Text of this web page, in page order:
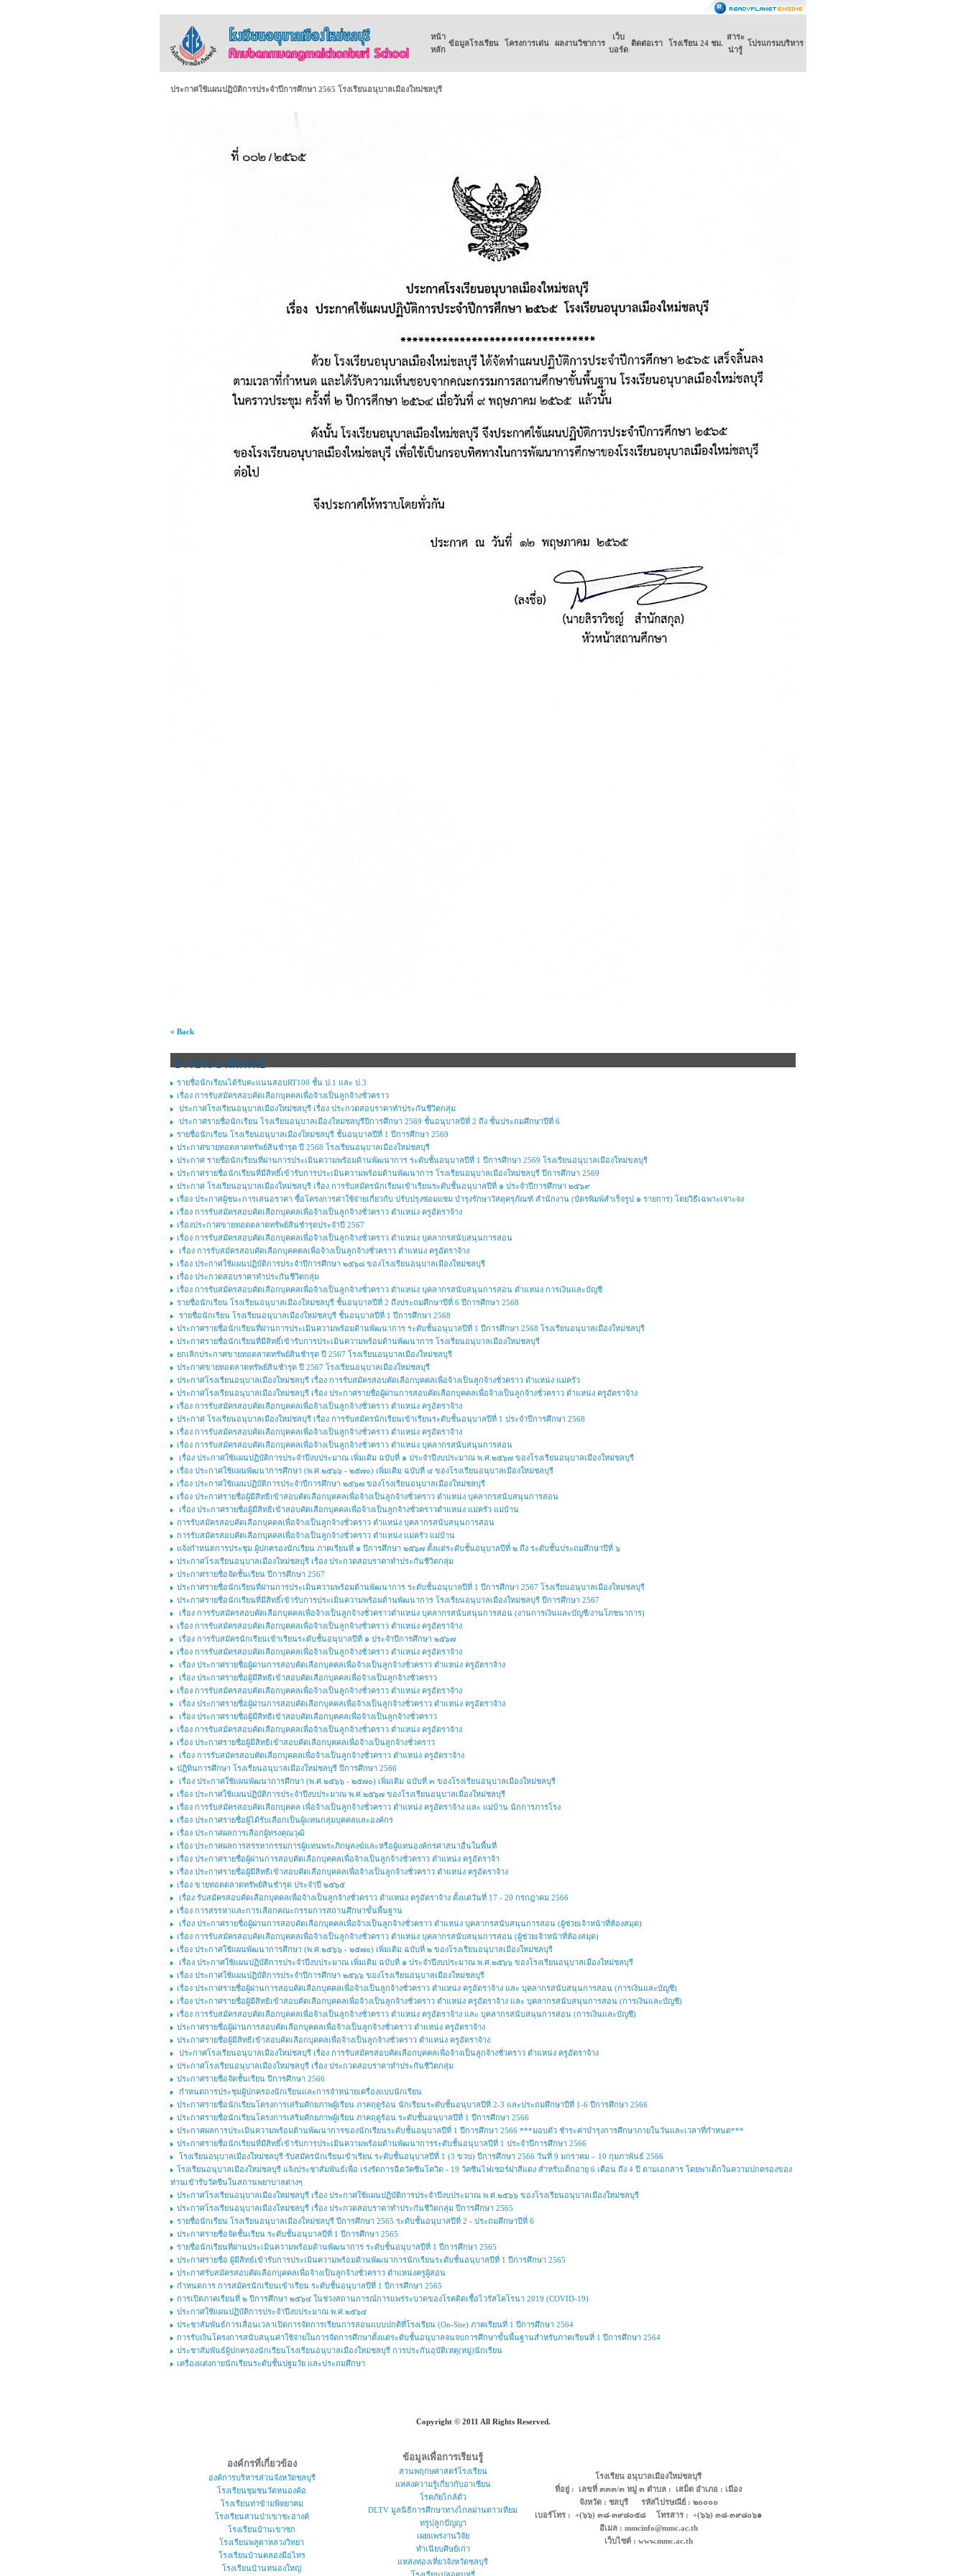
หน้า
หลัก
ข้อมูลโรงเรียน โครงการเด่น ผลงานวิชาการ
เว็บ
บอร์ด
ติดต่อเรา โรงเรียน 24 ชม.
สาระ
น่ารู้
โปรแกรมบริหาร
ประกาศใช้แผนปฏิบัติการประจำปีการศึกษา 2565 โรงเรียนอนุบาลเมืองใหม่ชลบุรี
« Back
ข่าวประชาสัมพันธ์
รายชื่อนักเรียนได้รับคะแนนสอบRT100 ชั้น ป.1 และ ป.3
เรื่อง การรับสมัครสอบคัดเลือกบุคคลเพื่อจ้างเป็นลูกจ้างชั่วคราว
ประกาศโรงเรียนอนุบาลเมืองใหม่ชลบุรี เรื่อง ประกวดสอบราคาทำประกันชีวิตกลุ่ม
ประกาศรายชื่อนักเรียน โรงเรียนอนุบาลเมืองใหม่ชลบุรีปีการศึกษา 2569 ชั้นอนุบาลปีที่ 2 ถึง ชั้นประถมศึกษาปีที่ 6
รายชื่อนักเรียน โรงเรียนอนุบาลเมืองใหม่ชลบุรี ชั้นอนุบาลปีที่ 1 ปีการศึกษา 2569
ประกาศขายทอตลาดทรัพย์สินชำรุด ปี 2568 โรงเรียนอนุบาลเมืองใหม่ชลบุรี
ประกาศ รายชื่อนักเรียนที่ผ่านการประเมินความพร้อมด้านพัฒนาการ ระดับชั้นอนุบาลปีที่ 1 ปีการศึกษา 2569 โรงเรียนอนุบาลเมืองใหม่ขลบุรี
ประกาศรายชื่อนักเรียนที่มีสิทธิ์เข้ารับการประเมินความพร้อมด้านพัฒนาการ โรงเรียนอนุบาลเมืองใหม่ชลบุรี ปีการศึกษา 2569
ประกาศ โรงเรียนอนุบาลเมืองใหม่ชลบุรี เรื่อง การรับสมัครนักเรียนเข้าเรียนระดับชั้นอนุบาลปีที่ ๑ ประจำปีการศึกษา ๒๕๖๙
เรื่อง ประกาศผู้ชนะการเสนอราคา ซื้อโครงการค่าใช้จ่ายเกี่ยวกับ ปรับปรุงซ่อมแซม บำรุงรักษาวัสดุครุภัณฑ์ สำนักงาน (บัตรพิมพ์สำเร็จรูป ๑ รายการ) โดยวิธีเฉพาะเจาะจง
เรื่อง การรับสมัครสอบคัดเลือกบุคคลเพื่อจ้างเป็นลูกจ้างชั่วคราว ตำแหน่ง ครูอัตราจ้าง
เรื่องประกาศขายทอดตลาดทรัพย์สินชำรุดประจำปี 2567
เรื่อง การรับสมัครสอบคัดเลือกบุคคลเพื่อจ้างเป็นลูกจ้างชั่วคราว ตำแหน่ง บุคลากรสนับสนุนการสอน
เรื่อง การรับสมัครสอบคัดเลือกบุคคคลเพื่อจ้างเป็นลูกจ้างชั่วคราว ตำแหน่ง ครูอัตราจ้าง
เรื่อง ประกาศใช้แผนปฏิบัติการประจำปีการศึกษา ๒๕๖๘ ของโรงเรียนอนุบาลเมืองใหม่ชลบุรี
เรื่อง ประกวดสอบราคาทำประกันชีวิตกลุ่ม
เรื่อง การรับสมัครสอบคัดเลือกบุคคลเพื่อจ้างเป็นลูกจ้างชั่วคราว ตำแหน่ง บุคลากรสนับสนุนการสอน ตำแหน่ง การเงินและบัญชี
รายชื่อนักเรียน โรงเรียนอนุบาลเมืองใหม่ชลบุรี ชั้นอนุบาลปีที่ 2 ถึงประถมศึกษาปีที่ 6 ปีการศึกษา 2568
รายชื่อนักเรียน โรงเรียนอนุบาลเมืองใหม่ชลบุรี ชั้นอนุบาลปีที่ 1 ปีการศึกษา 2568
ประกาศรายชื่อนักเรียนที่ผ่านการประเมินความพร้อมด้านพัฒนาการ ระดับชั้นอนุบาลปีที่ 1 ปีการศึกษา 2568 โรงเรียนอนุบาลเมืองใหม่ชลบุรี
ประกาศรายชื่อนักเรียนที่มีสิทธิ์เข้ารับการประเมินความพร้อมด้านพัฒนาการ โรงเรียนอนุบาลเมืองใหม่ชลบุรี
ยกเลิกประกาศขายทอตลาดทรัพย์สินชำรุด ปี 2567 โรงเรียนอนุบาลเมืองใหม่ชลบุรี
ประกาศขายทอตลาดทรัพย์สินชำรุด ปี 2567 โรงเรียนอนุบาลเมืองใหม่ชลบุรี
ประกาศโรงเรียนอนุบาลเมืองใหม่ชลบุรี เรื่อง การรับสมัครสอบคัดเลือกบุคคลเพื่อจ้างเป็นลูกจ้างชั่วคราว ตำแหน่ง แม่ครัว
ประกาศโรงเรียนอนุบาลเมืองใหม่ชลบุรี เรื่อง ประกาศรายชื่อผู้ผ่านการสอบคัดเลือกบุคคลเพื่อจ้างเป็นลูกจ้างชั่วคราว ตำแหน่ง ครูอัตราจ้าง
เรื่อง การรับสมัครสอบคัดเลือกบุคคลเพื่อจ้างเป็นลูกจ้างชั่วคราว ตำแหน่ง ครูอัตราจ้าง
ประกาศ โรงเรียนอนุบาลเมืองใหม่ชลบุรี เรื่อง การรับสมัครนักเรียนเข้าเรียนระดับชั้นอนุบาลปีที่ 1 ประจำปีการศึกษา 2568
เรื่อง การรับสมัครสอบคัดเลือกบุคคลเพื่อจ้างเป็นลูกจ้างชั่วคราว ตำแหน่ง ครูอัตราจ้าง
เรื่อง การรับสมัครสอบคัดเลือกบุคคลเพื่อจ้างเป็นลูกจ้างชั่วคราว ตำแหน่ง บุคลากรสนับสนุนการสอน
เรื่อง ประกาศใช้แผนปฏิบัติการประจำปีงบประมาณ เพิ่มเติม ฉบับที่ ๑ ประจำปีงบประมาณ พ.ศ.๒๕๖๗ ของโรงเรียนอนุบาลเมืองใหม่ชลบุรี
เรื่อง ประกาศใช้แผนพัฒนาการศึกษา (พ.ศ.๒๕๖๖ - ๒๕๗๐) เพิ่มเติม ฉบับที่ ๔ ของโรงเรียนอนุบาลเมืองใหม่ชลบุรี
เรื่อง ประกาศใช้แผนปฏิบัติการประจำปีการศึกษา ๒๕๖๗ ของโรงเรียนอนุบาลเมืองใหม่ชลบุรี
เรื่อง ประกาศรายชื่อผู้มีสิทธิเข้าสอบคัดเลือกบุคคลเพื่อจ้างเป็นลูกจ้างชั่วคราว ตำแหน่ง บุคลากรสนับสนุนการสอน
เรื่อง ประกาศรายชื่อผู้มีสิทธิเข้าสอบคัดเลือกบุคคลเพื่อจ้างเป็นลูกจ้างชั่วคราวตำแหน่ง แม่ครัว แม่บ้าน
การรับสมัครสอบคัดเลือกบุคคลเพื่อจ้างเป็นลูกจ้างชั่วคราว ตำแหน่ง บุคลากรสนับสนุนการสอน
การรับสมัครสอบคัดเลือกบุคคลเพื่อจ้างเป็นลูกจ้างชั่วคราว ตำแหน่ง แม่ครัว แม่บ้าน
แจ้งกำหนดการประชุม ผู้ปกครองนักเรียน ภาคเรียนที่ ๑ ปีการศึกษา ๒๕๖๗ ตั้งแต่ระดับชั้นอนุบาลปีที่ ๒ ถึง ระดับชั้นประถมศึกษาปีที่ ๖
ประกาศโรงเรียนอนุบาลเมืองใหม่ชลบุรี เรื่อง ประกวดสอบราคาทำประกันชีวิตกลุ่ม
ประกาศรายชื่อจัดชั้นเรียน ปีการศึกษา 2567
ประกาศรายชื่อนักเรียนที่ผ่านการประเมินความพร้อมด้านพัฒนาการ ระดับชั้นอนุบาลปีที่ 1 ปีการศึกษา 2567 โรงเรียนอนุบาลเมืองใหม่ชลบุรี
ประกาศรายชื่อนักเรียนที่มีสิทธิ์เข้ารับการประเมินความพร้อมด้านพัฒนาการ โรงเรียนอนุบาลเมืองใหม่ชลบุรี ปีการศึกษา 2567
เรื่อง การรับสมัครสอบคัดเลือกบุคคลเพื่อจ้างเป็นลูกจ้างชั่วคราวตำแหน่ง บุคลากรสนับสนุนการสอน (งานการเงินและบัญชี/งานโภชนาการ)
เรื่อง การรับสมัครสอบคัดเลือกบุคคลเพื่อจ้างเป็นลูกจ้างชั่วคราว ตำแหน่ง ครูอัตราจ้าง
เรื่อง การรับสมัครนักเรียนเข้าเรียนระดับชั้นอนุบาลปีที่ ๑ ประจำปีการศึกษา ๒๕๖๗
เรื่อง การรับสมัครสอบคัดเลือกบุคคลเพื่อจ้างเป็นลูกจ้างชั่วคราว ตำแหน่ง ครูอัตราจ้าง
เรื่อง ประกาศรายชื่อผู้ผ่านการสอบคัดเลือกบุคคลเพื่อจ้างเป็นลูกจ้างชั่วคราว ตำแหน่ง ครูอัตราจ้าง
เรื่อง ประกาศรายชื่อผู้มีสิทธิเข้าสอบคัดเลือกบุคคลเพื่อจ้างเป็นลูกจ้างชั่วคราว
เรื่อง การรับสมัครสอบคัดเลือกบุคคลเพื่อจ้างเป็นลูกจ้างชั่วคราว ตำแหน่ง ครูอัตราจ้าง
เรื่อง ประกาศรายชื่อผู้ผ่านการสอบคัดเลือกบุคคลเพื่อจ้างเป็นลูกจ้างชั่วคราว ตำแหน่ง ครูอัตราจ้าง
เรื่อง ประกาศรายชื่อผู้มีสิทธิเข้าสอบคัดเลือกบุคคลเพื่อจ้างเป็นลูกจ้างชั่วคราว
เรื่อง การรับสมัครสอบคัดเลือกบุคคลเพื่อจ้างเป็นลูกจ้างชั่วคราว ตำแหน่ง ครูอัตราจ้าง
เรื่อง ประกาศรายชื่อผู้มีสิทธิเข้าสอบคัดเลือกบุคคลเพื่อจ้างเป็นลูกจ้างชั่วคราว
เรื่อง การรับสมัครสอบคัดเลือกบุคคลเพื่อจ้างเป็นลูกจ้างชั่วคราว ตำแหน่ง ครูอัตราจ้าง
ปฏิทินการศึกษา โรงเรียนอนุบาลเมืองใหม่ชลบุรี ปีการศึกษา 2566
เรื่อง ประกาศใช้แผนพัฒนาการศึกษา (พ.ศ.๒๕๖๖ - ๒๕๗๐) เพิ่มเติม ฉบับที่ ๓ ของโรงเรียนอนุบาลเมืองใหม่ชลบุรี
เรื่อง ประกาศใช้แผนปฏิบัติการประจำปีงบประมาณ พ.ศ.๒๕๖๗ ของโรงเรียนอนุบาลเมืองใหม่ชลบุรี
เรื่อง การรับสมัครสอบคัดเลือกบุคคล เพื่อจ้างเป็นลูกจ้างชั่วคราว ตำแหน่ง ครูอัตราจ้าง และ แม่บ้าน นักการภารโรง
เรื่อง ประกาศรายชื่อผู้ได้รับเลือกเป็นผู้แทนกลุ่มบุคคลและองค์กร
เรื่อง ประกาศผลการเลือกผู้ทรงคุณวุฒิ
เรื่อง ประกาศผลการสรรหากรรมการผู้แทนพระภิกษุสงฆ์และหรือผู้แทนองค์กรศาสนาอื่นในพื้นที่
เรื่อง ประกาศรายชื่อผู้ผ่านการสอบคัดเลือกบุคคลเพื่อจ้างเป็นลูกจ้างชั่วคราว ตำแหน่ง ครูอัตราจ้า
เรื่อง ประกาศรายชื่อผู้มีสิทธิเข้าสอบคัดเลือกบุคคลเพื่อจ้างเป็นลูกจ้างชั่วคราว ตำแหน่ง ครูอัตราจ้าง
เรื่อง ขายทอดตลาดทรัพย์สินชำรุด ประจำปี ๒๕๖๕
เรื่อง รับสมัครสอบคัดเลือกบุคคลเพื่อจ้างเป็นลูกจ้างชั่วคราว ตำแหน่ง ครูอัตราจ้าง ตั้งแต่วันที่ 17 - 20 กรกฎาคม 2566
เรื่อง การสรรหาและการเลือกคณะกรรมการสถานศึกษาขั้นพื้นฐาน
เรื่อง ประกาศรายชื่อผู้ผ่านการสอบคัดเลือกบุคคลเพื่อจ้างเป็นลูกจ้างชั่วคราว ตำแหน่ง บุคลากรสนับสนุนการสอน (ผู้ช่วยเจ้าหน้าที่ห้องสมุด)
เรื่อง การรับสมัครสอบคัดเลือกบุคคลเพื่อจ้างเป็นลูกจ้างชั่วคราว ตำแหน่ง บุคลากรสนับสนุนการสอน (ผู้ช่วยเจ้าหน้าที่ห้องสมุด)
เรื่อง ประกาศใช้แผนพัฒนาการศึกษา (พ.ศ.๒๕๖๖ - ๒๕๗๐) เพิ่มเติม ฉบับที่ ๒ ของโรงเรียนอนุบาลเมืองใหม่ชลบุรี
เรื่อง ประกาศใช้แผนปฏิบัติการประจำปีงบประมาณ เพิ่มเติม ฉบับที่ ๑ ประจำปีงบประมาณ พ.ศ.๒๕๖๖ ของโรงเรียนอนุบาลเมืองใหม่ชลบุรี
เรื่อง ประกาศใช้แผนปฏิบัติการประจำปีการศึกษา ๒๕๖๖ ของโรงเรียนอนุบาลเมืองใหม่ชลบุรี
เรื่อง ประกาศรายชื่อผู้ผ่านการสอบคัดเลือกบุคคลเพื่อจ้างเป็นลูกจ้างชั่วคราว ตําแหน่ง ครูอัตราจ้าง และ บุคลากรสนับสนุนการสอน (การเงินและบัญชี)
เรื่อง ประกาศรายชื่อผู้มีสิทธิเข้าสอบคัดเลือกบุคคลเพื่อจ้างเป็นลูกจ้างชั่วคราว ตำแหน่ง ครูอัตราจ้าง และ บุคลากรสนับสนุนการสอน (การเงินและบัญชี)
เรื่อง การรับสมัครสอบคัดเลือกบุคคลเพื่อจ้างเป็นลูกจ้างชั่วคราว ตำแหน่ง ครูอัตราจ้าง และ บุคลากรสนับสนุนการสอน (การเงินและบัญชี)
ประกาศรายชื่อผู้ผ่านการสอบคัดเลือกบุคคลเพื่อจ้างเป็นลูกจ้างชั่วคราว ตำแหน่ง ครูอัตราจ้าง
ประกาศรายชื่อผู้มีสิทธิเข้าสอบคัดเลือกบุคคลเพื่อจ้างเป็นลูกจ้างชั่วคราว ตำแหน่ง ครูอัตราจ้าง
ประกาศโรงเรียนอนุบาลเมืองใหม่ชลบุรี เรื่อง การรับสมัครสอบคัดเลือกบุคคลเพื่อจ้างเป็นลูกจ้างชั่วคราว ตำแหน่ง ครูอัตราจ้าง
ประกาศโรงเรียนอนุบาลเมืองใหม่ชลบุรี เรื่อง ประกวดสอบราคาทำประกันชีวิตกลุ่ม
ประกาศรายชื่อจัดชั้นเรียน ปีการศึกษา 2566
กำหนดการประชุมผู้ปกครองนักเรียนและการจำหน่ายเครื่องแบบนักเรียน
ประกาศรายชื่อนักเรียนโครงการเสริมศักยภาพผู้เรียน ภาคฤดูร้อน นักเรียนระดับชั้นอนุบาลปีที่ 2-3 และประถมศึกษาปีที่ 1-6 ปีการศึกษา 2566
ประกาศรายชื่อนักเรียนโครงการเสริมศักยภาพผู้เรียน ภาคฤดูร้อน ระดับชั้นอนุบาลปีที่ 1 ปีการศึกษา 2566
ประกาศผลการประเมินความพร้อมด้านพัฒนาการของนักเรียนระดับชั้นอนุบาลปีที่ 1 ปีการศึกษา 2566 ***มอบตัว ชำระค่าบำรุงการศึกษาภายในวันและเวลาที่กำหนด***
ประกาศรายชื่อนักเรียนที่มีสิทธิ์เข้ารับการประเมินความพร้อมด้านพัฒนาการระดับชั้นอนุบาลปีที่ 1 ประจำปีการศึกษา 2566
โรงเรียนอนุบาลเมืองใหม่ชลบุรี รับสมัครนักเรียนเข้าเรียน ระดับชั้นอนุบาลปีที่ 1 (3 ขวบ) ปีการศึกษา 2566 วันที่ 9 มกราคม – 10 กุมภาพันธ์ 2566
โรงเรียนอนุบาลเมืองใหม่ชลบุรี แจ้งประชาสัมพันธ์เพื่อ เร่งรัดการฉีดวัคซีนโควิด - 19 วัคซีนไฟเซอร์ฝาสีแดง สำหรับเด็กอายุ 6 เดือน ถึง 4 ปี ตามเอกสาร โดยพาเด็กในความปกครองของ
ท่านเข้ารับวัคซีนในสถานพยาบาลต่างๆ
ประกาศโรงเรียนอนุบาลเมืองใหม่ชลบุรี เรื่อง ประกาศใช้แผนปฏิบัติการประจำปีงบประมาณ พ.ศ.๒๕๖๖ ของโรงเรียนอนุบาลเมืองใหม่ชลบุรี
ประกาศโรงเรียนอนุบาลเมืองใหม่ชลบุรี เรื่อง ประกวดสอบราคาทำประกันชีวิตกลุ่ม ปีการศึกษา 2565
รายชื่อนักเรียน โรงเรียนอนุบาลเมืองใหม่ชลบุรี ปีการศึกษา 2565 ระดับชั้นอนุบาลปีที่ 2 - ประถมศึกษาปีที่ 6
ประกาศรายชื่อจัดชั้นเรียน ระดับชั้นอนุบาลปีที่ 1 ปีการศึกษา 2565
รายชื่อนักเรียนที่ผ่านประเมินความพร้อมด้านพัฒนาการ ระดับชั้นอนุบาลปีที่ 1 ปีการศึกษา 2565
ประกาศรายชื่อ ผู้มีสิทธ์เข้ารับการประเมินความพร้อมด้านพัฒนาการนักเรียนระดับชั้นอนุบาลปีที่ 1 ปีการศึกษา 2565
ประกาศรับสมัครสอบคัดเลือกบุคคลเพื่อจ้างเป็นลูกจ้างชั่วคราว ตำแหน่งครูผู้สอน
กำหนดการ การสมัครนักเรียนเข้าเรียน ระดับชั้นอนุบาลปีที่ 1 ปีการศึกษา 2565
การเปิดภาคเรียนที่ ๒ ปีการศึกษา ๒๕๖๔ ในช่วงสถานการณ์การแพร่ระบาดของโรคติดเชื้อไวรัสโคโรนา 2019 (COVID-19)
ประกาศใช้แผนปฏิบัติการประจำปีงบประมาณ พ.ศ.๒๕๖๔
ประชาสัมพันธ์การเลื่อนเวลาเปิดการจัดการเรียนการสอนแบบปกติที่โรงเรียน (On-Site) ภาคเรียนที่ 1 ปีการศึกษา 2564
การรับเงินโครงการสนับสนุนค่าใช้จ่ายในการจัดการศึกษาตั้งแต่ระดับชั้นอนุบาลจนจบการศึกษาขั้นพื้นฐานสำหรับภาคเรียนที่ 1 ปีการศึกษา 2564
ประชาสัมพันธ์ผู้ปกครองนักเรียนโรงเรียนอนุบาลเมืองใหม่ชลบุรี การประกันอุบัติเหตุ(หมู่)นักเรียน
เครื่องแต่งกายนักเรียนระดับชั้นปฐมวัย และประถมศึกษา
Copyright © 2011 All Rights Reserved.
องค์กรที่เกี่ยวข้อง
องค์การบริหารส่วนจังหวัดชลบุรี
โรงเรียนชุมชนวัดหนองค้อ
โรงเรียนท่าข้ามพิทยาคม
โรงเรียนสวนป่าเขาชะอางค์
โรงเรียนบ้านเขาซก
โรงเรียนพลูตาหลวงวิทยา
โรงเรียนบ้านคลองมือไทร
โรงเรียนบ้านหนองใหญ่
ข้อมูลเพื่อการเรียนรู้
สวนพฤกษศาสตร์โรงเรียน
แหล่งความรู้เกี่ยวกับอาเซียน
โรคภัยไกล้ตัว
DLTV มูลนิธิการศึกษาทางไกลผ่านดาวเทียม
ทรูปลูกปัญญา
เผยแพร่งานวิจัย
ทำเนียบศิษย์เก่า
แหล่งท่องเที่ยวจังหวัดชลบุรี
โรงเรียน อนุบาลเมืองใหม่ชลบุรี
ที่อยู่ : เลขที่ ๓๓๓/๓ หมู่ ๓ ตำบล : เสม็ด อำเภอ : เมือง
จังหวัด : ชลบุรี รหัสไปรษณีย์ : ๒๐๐๐๐
เบอร์โทร : +(๖๖) ๓๘-๓๙๘๐๕๘ โทรสาร : +(๖๖) ๓๘-๓๙๘๐๖๑
อีเมล : mmcinfo@mmc.ac.th
เว็บไซต์ : www.mmc.ac.th